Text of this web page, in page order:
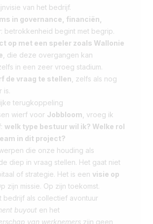
van het bedrijf.
in governance, financiën,
: betrokkenheid begint met begrip.
op met een speler zoals Wallonie
, die deze overgangen kan
in een zeer vroeg stadium.
de vraag te stellen , zelfs als nog
is.
terugkoppeling
wierf voor Jobbloom , vroeg ik
welk type bestuur wil ik? Welke rol
in dit project?
die onze houding als
diep in vraag stellen. Het gaat niet
of strategie. Het is een visie op
zijn missie. Op zijn toekomst.
bedrijf als collectief avontuur
buyout en het
van werknemers zijn geen